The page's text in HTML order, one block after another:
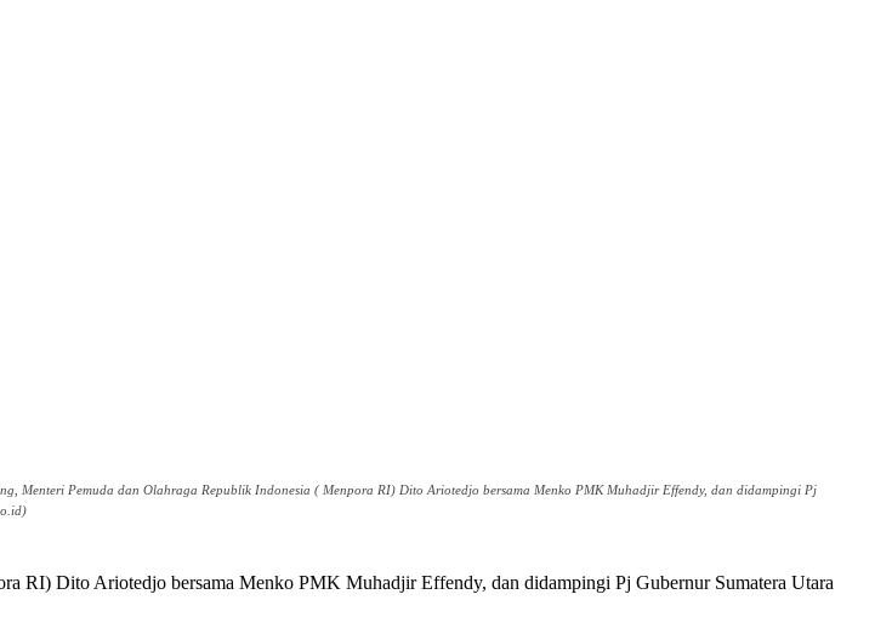
Menteri Pemuda dan Olahraga Republik Indonesia ( Menpora RI) Dito Ariotedjo bersama Menko PMK Muhadjir Effendy, dan didampingi Pj
RI) Dito Ariotedjo bersama Menko PMK Muhadjir Effendy, dan didampingi Pj Gubernur Sumatera Utara